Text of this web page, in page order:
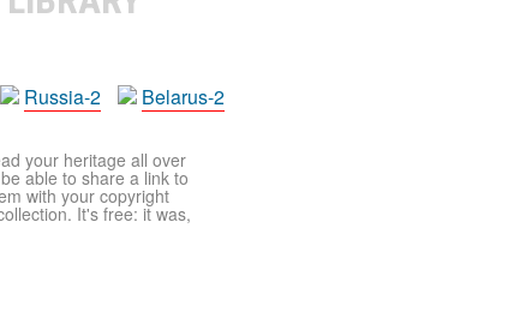
Russia-2 Belarus-2
your heritage all over
able to share a link to
with your copyright
It's free: it was,